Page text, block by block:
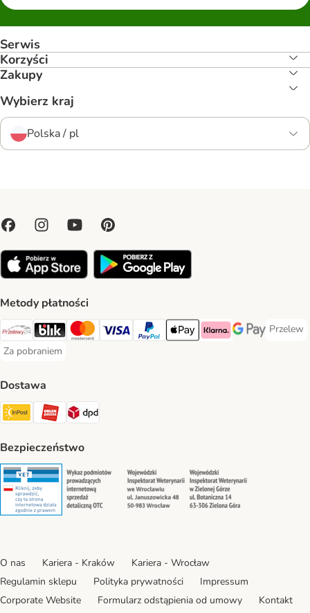
Serwis
Korzyści
Zakupy
Wybierz kraj
Polska / pl
Metody płatności
Przelewy24 Payment Method
Blik Payment Method
MasterCard Payment Method
Visa Payment Method
PayPal Payment Method
Apple Pay Payment Method
Klarna Payment Method
Google Pay
Przelew
Przelew
Za pobraniem
Za pobraniem Payment Method
Dostawa
Paczkomat® Shipping Method
ORLEN Paczka Shipping Method
DPD Shipping Method
Bezpieczeństwo
Security Security Security
O nas Kariera - Kraków
Kariera - Wrocław
Regulamin sklepu
Polityka prywatności
Impressum
Corporate Website
Formularz odstąpienia od umowy
Kontakt